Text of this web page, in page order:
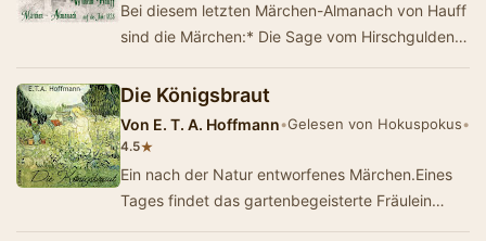
Bei diesem letzten Märchen-Almanach von Hauff
sind die Märchen:* Die Sage vom Hirschgulden*
Die Königsbraut
Von E. T. A. Hoffmann•Gelesen von Hokuspokus•
4.5★
Ein nach der Natur entworfenes Märchen.Eines
Tages findet das gartenbegeisterte Fräulein